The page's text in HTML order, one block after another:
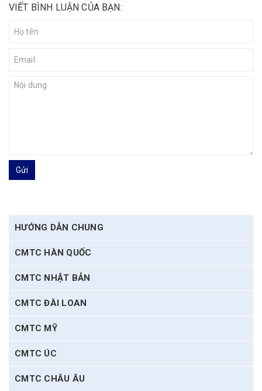
VIẾT BÌNH LUẬN CỦA BẠN:
Gửi
HƯỚNG DẪN CHUNG
CMTC HÀN QUỐC
CMTC NHẬT BẢN
CMTC ĐÀI LOAN
CMTC MỸ
CMTC ÚC
CMTC CHÂU ÂU